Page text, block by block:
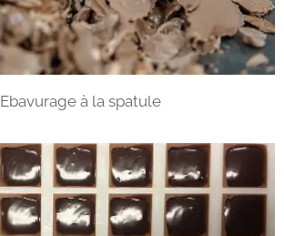
Ebavurage à la spatule